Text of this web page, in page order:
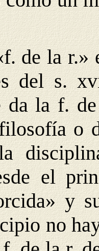
de la r.»
del s.
da la f.
o
el
y
no